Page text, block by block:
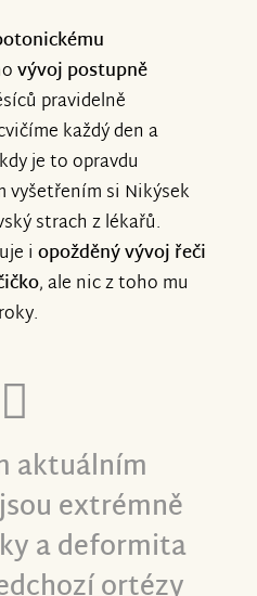
vývoj postupně
pravidelně
každý den a
je to opravdu
vyšetřením si Nikýsek
strach z lékařů.
i opožděný vývoj řeči
, ale nic z toho mu
aktuálním
extrémně
a deformita